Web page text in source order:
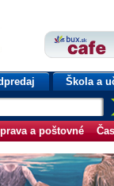
Škola a
a poštovné